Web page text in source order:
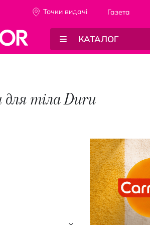
Точки видачi Газета
КАТАЛОГ
тіла Duru